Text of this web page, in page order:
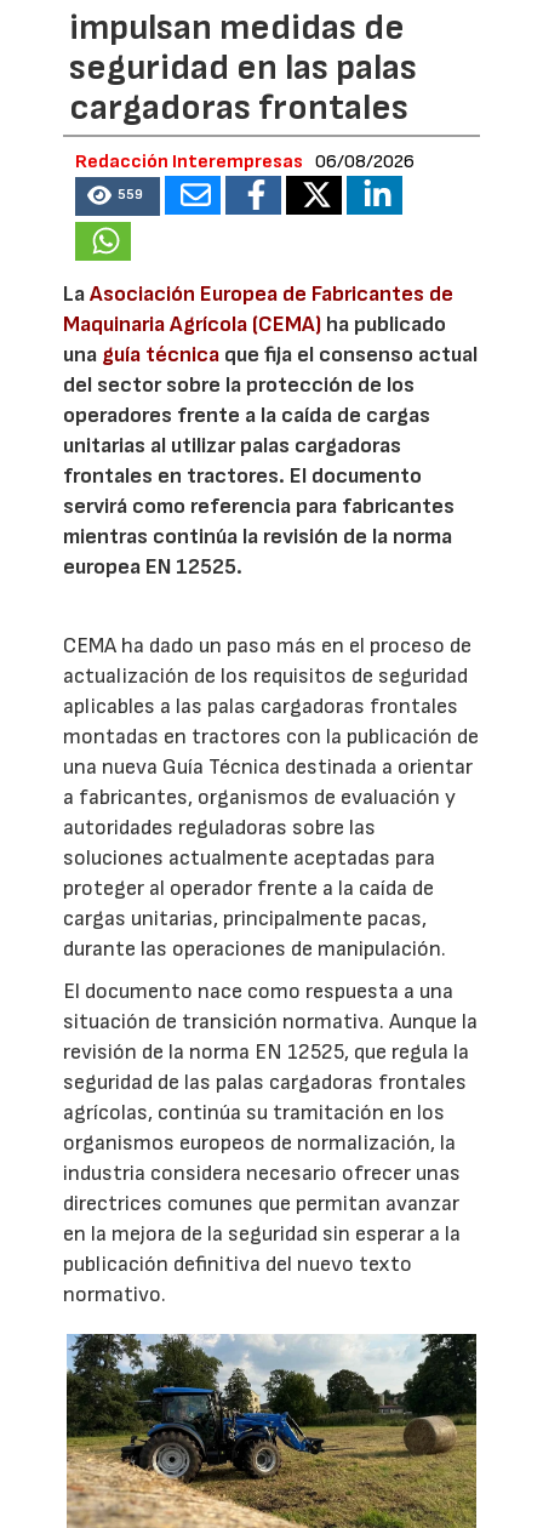
impulsan medidas de
seguridad en las palas
cargadoras frontales
Redacción Interempresas 06/08/2026
559
LaAsociación Europea de Fabricantes de
Maquinaria Agrícola (CEMA) ha publicado
una guía técnica que fija el consenso actual
del sector sobre la protección de los
operadores frente a la caída de cargas
unitarias al utilizar palas cargadoras
frontales en tractores. El documento
servirá como referencia para fabricantes
mientras continúa la revisión de la norma
europea EN 12525.
CEMA ha dado un paso más en el proceso de
actualización de los requisitos de seguridad
aplicables a las palas cargadoras frontales
montadas en tractores con la publicación de
una nueva Guía Técnica destinada a orientar
a fabricantes, organismos de evaluación y
autoridades reguladoras sobre las
soluciones actualmente aceptadas para
proteger al operador frente a la caída de
cargas unitarias, principalmente pacas,
durante las operaciones de manipulación.
El documento nace como respuesta a una
situación de transición normativa. Aunque la
revisión de la norma EN 12525, que regula la
seguridad de las palas cargadoras frontales
agrícolas, continúa su tramitación en los
organismos europeos de normalización, la
industria considera necesario ofrecer unas
directrices comunes que permitan avanzar
en la mejora de la seguridad sin esperar a la
publicación definitiva del nuevo texto
normativo.